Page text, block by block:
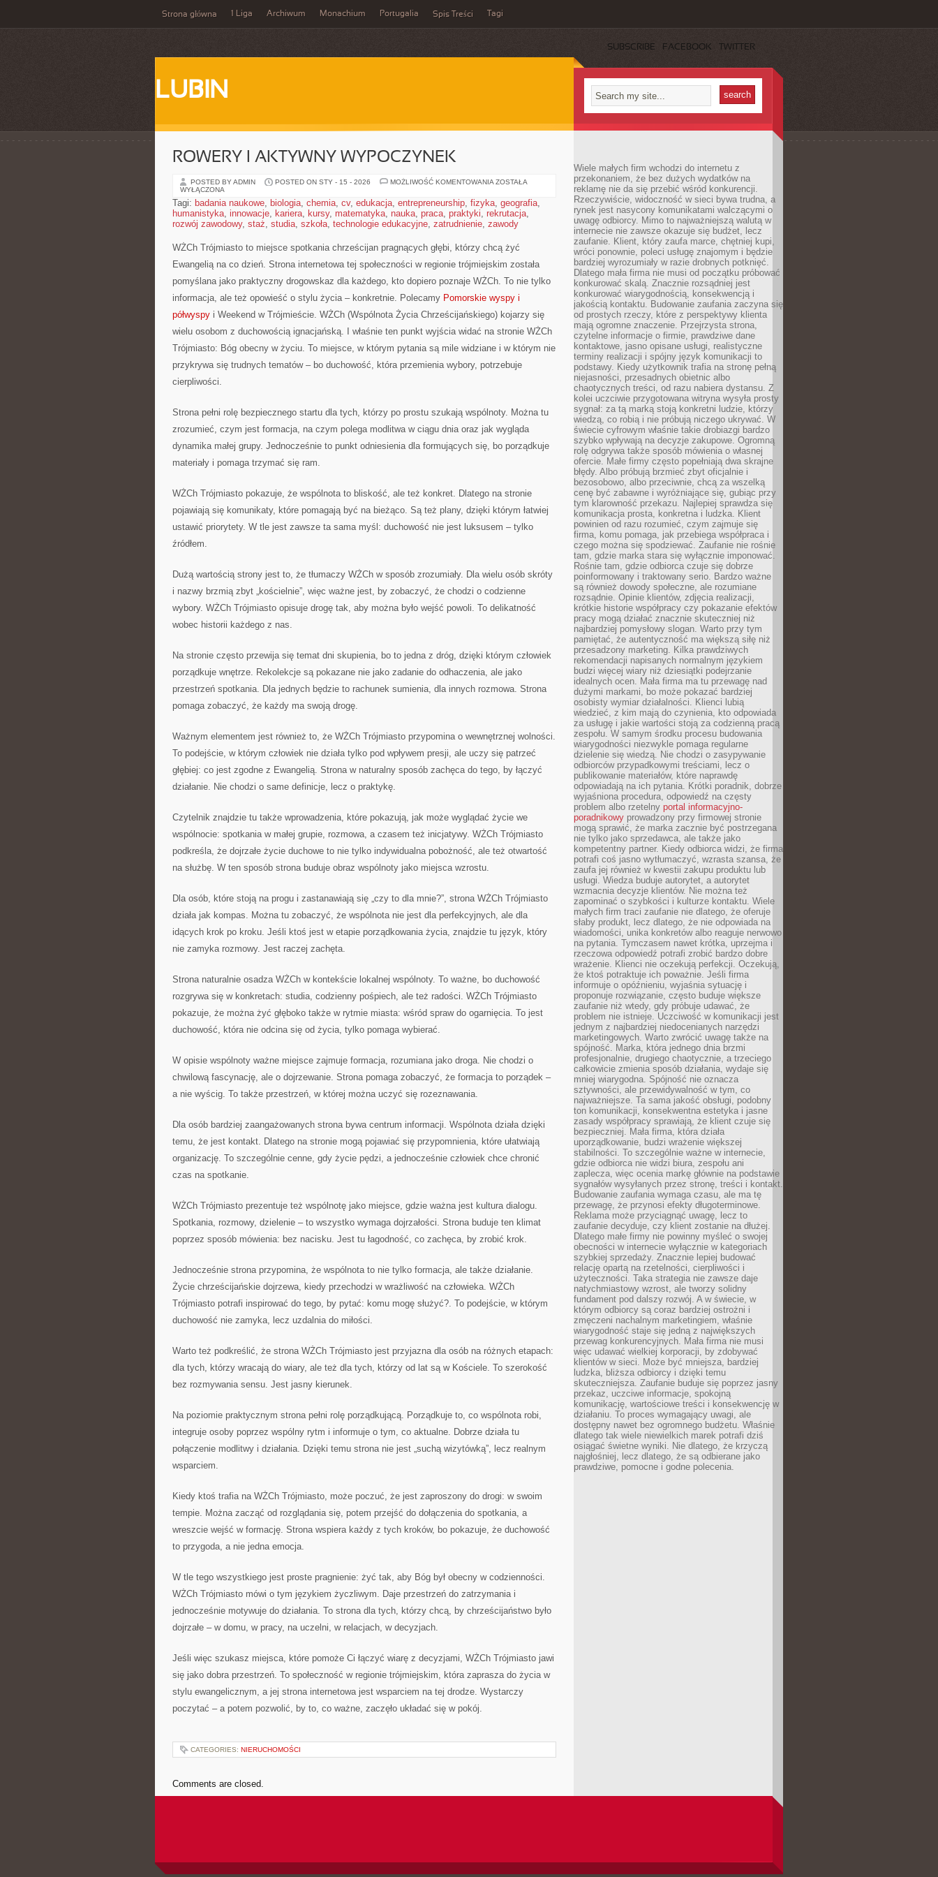
Strona główna 1 Liga Archiwum Monachium Portugalia Spis Treści Tagi
SUBSCRIBE FACEBOOK TWITTER
LUBIN
ROWERY I AKTYWNY WYPOCZYNEK
POSTED BY ADMIN POSTED ON STY - 15 - 2026 MOŻLIWOŚĆ KOMENTOWANIA ROWERY
WYPOCZYNEK
ZOSTAŁA
WYŁĄCZONA
Tagi: badania naukowe, biologia, chemia, cv, edukacja, entrepreneurship, fizyka, geografia,
humanistyka, innowacje, kariera, kursy, matematyka, nauka, praca, praktyki, rekrutacja,
rozwój zawodowy, staż, studia, szkoła, technologie edukacyjne, zatrudnienie, zawody
WŻCh Trójmiasto to miejsce spotkania chrześcijan pragnących głębi, którzy chcą żyć
Ewangelią na co dzień. Strona internetowa tej społeczności w regionie trójmiejskim została
pomyślana jako praktyczny drogowskaz dla każdego, kto dopiero poznaje WŻCh. To nie tylko
informacja, ale też opowieść o stylu życia – konkretnie. Polecamy Pomorskie wyspy i
półwyspy i Weekend w Trójmieście. WŻCh (Wspólnota Życia Chrześcijańskiego) kojarzy się
wielu osobom z duchowością ignacjańską. I właśnie ten punkt wyjścia widać na stronie WŻCh
Trójmiasto: Bóg obecny w życiu. To miejsce, w którym pytania są mile widziane i w którym nie
przykrywa się trudnych tematów – bo duchowość, która przemienia wybory, potrzebuje
cierpliwości.
Strona pełni rolę bezpiecznego startu dla tych, którzy po prostu szukają wspólnoty. Można tu
zrozumieć, czym jest formacja, na czym polega modlitwa w ciągu dnia oraz jak wygląda
dynamika małej grupy. Jednocześnie to punkt odniesienia dla formujących się, bo porządkuje
materiały i pomaga trzymać się ram.
WŻCh Trójmiasto pokazuje, że wspólnota to bliskość, ale też konkret. Dlatego na stronie
pojawiają się komunikaty, które pomagają być na bieżąco. Są też plany, dzięki którym łatwiej
ustawić priorytety. W tle jest zawsze ta sama myśl: duchowość nie jest luksusem – tylko
źródłem.
Dużą wartością strony jest to, że tłumaczy WŻCh w sposób zrozumiały. Dla wielu osób skróty
i nazwy brzmią zbyt „kościelnie”, więc ważne jest, by zobaczyć, że chodzi o codzienne
wybory. WŻCh Trójmiasto opisuje drogę tak, aby można było wejść powoli. To delikatność
wobec historii każdego z nas.
Na stronie często przewija się temat dni skupienia, bo to jedna z dróg, dzięki którym człowiek
porządkuje wnętrze. Rekolekcje są pokazane nie jako zadanie do odhaczenia, ale jako
przestrzeń spotkania. Dla jednych będzie to rachunek sumienia, dla innych rozmowa. Strona
pomaga zobaczyć, że każdy ma swoją drogę.
Ważnym elementem jest również to, że WŻCh Trójmiasto przypomina o wewnętrznej wolności.
To podejście, w którym człowiek nie działa tylko pod wpływem presji, ale uczy się patrzeć
głębiej: co jest zgodne z Ewangelią. Strona w naturalny sposób zachęca do tego, by łączyć
działanie. Nie chodzi o same definicje, lecz o praktykę.
Czytelnik znajdzie tu także wprowadzenia, które pokazują, jak może wyglądać życie we
wspólnocie: spotkania w małej grupie, rozmowa, a czasem też inicjatywy. WŻCh Trójmiasto
podkreśla, że dojrzałe życie duchowe to nie tylko indywidualna pobożność, ale też otwartość
na służbę. W ten sposób strona buduje obraz wspólnoty jako miejsca wzrostu.
Dla osób, które stoją na progu i zastanawiają się „czy to dla mnie?”, strona WŻCh Trójmiasto
działa jak kompas. Można tu zobaczyć, że wspólnota nie jest dla perfekcyjnych, ale dla
idących krok po kroku. Jeśli ktoś jest w etapie porządkowania życia, znajdzie tu język, który
nie zamyka rozmowy. Jest raczej zachęta.
Strona naturalnie osadza WŻCh w kontekście lokalnej wspólnoty. To ważne, bo duchowość
rozgrywa się w konkretach: studia, codzienny pośpiech, ale też radości. WŻCh Trójmiasto
pokazuje, że można żyć głęboko także w rytmie miasta: wśród spraw do ogarnięcia. To jest
duchowość, która nie odcina się od życia, tylko pomaga wybierać.
W opisie wspólnoty ważne miejsce zajmuje formacja, rozumiana jako droga. Nie chodzi o
chwilową fascynację, ale o dojrzewanie. Strona pomaga zobaczyć, że formacja to porządek –
a nie wyścig. To także przestrzeń, w której można uczyć się rozeznawania.
Dla osób bardziej zaangażowanych strona bywa centrum informacji. Wspólnota działa dzięki
temu, że jest kontakt. Dlatego na stronie mogą pojawiać się przypomnienia, które ułatwiają
organizację. To szczególnie cenne, gdy życie pędzi, a jednocześnie człowiek chce chronić
czas na spotkanie.
WŻCh Trójmiasto prezentuje też wspólnotę jako miejsce, gdzie ważna jest kultura dialogu.
Spotkania, rozmowy, dzielenie – to wszystko wymaga dojrzałości. Strona buduje ten klimat
poprzez sposób mówienia: bez nacisku. Jest tu łagodność, co zachęca, by zrobić krok.
Jednocześnie strona przypomina, że wspólnota to nie tylko formacja, ale także działanie.
Życie chrześcijańskie dojrzewa, kiedy przechodzi w wrażliwość na człowieka. WŻCh
Trójmiasto potrafi inspirować do tego, by pytać: komu mogę służyć?. To podejście, w którym
duchowość nie zamyka, lecz uzdalnia do miłości.
Warto też podkreślić, że strona WŻCh Trójmiasto jest przyjazna dla osób na różnych etapach:
dla tych, którzy wracają do wiary, ale też dla tych, którzy od lat są w Kościele. To szerokość
bez rozmywania sensu. Jest jasny kierunek.
Na poziomie praktycznym strona pełni rolę porządkującą. Porządkuje to, co wspólnota robi,
integruje osoby poprzez wspólny rytm i informuje o tym, co aktualne. Dobrze działa tu
połączenie modlitwy i działania. Dzięki temu strona nie jest „suchą wizytówką”, lecz realnym
wsparciem.
Kiedy ktoś trafia na WŻCh Trójmiasto, może poczuć, że jest zaproszony do drogi: w swoim
tempie. Można zacząć od rozglądania się, potem przejść do dołączenia do spotkania, a
wreszcie wejść w formację. Strona wspiera każdy z tych kroków, bo pokazuje, że duchowość
to przygoda, a nie jedna emocja.
W tle tego wszystkiego jest proste pragnienie: żyć tak, aby Bóg był obecny w codzienności.
WŻCh Trójmiasto mówi o tym językiem życzliwym. Daje przestrzeń do zatrzymania i
jednocześnie motywuje do działania. To strona dla tych, którzy chcą, by chrześcijaństwo było
dojrzałe – w domu, w pracy, na uczelni, w relacjach, w decyzjach.
Jeśli więc szukasz miejsca, które pomoże Ci łączyć wiarę z decyzjami, WŻCh Trójmiasto jawi
się jako dobra przestrzeń. To społeczność w regionie trójmiejskim, która zaprasza do życia w
stylu ewangelicznym, a jej strona internetowa jest wsparciem na tej drodze. Wystarczy
poczytać – a potem pozwolić, by to, co ważne, zaczęło układać się w pokój.
CATEGORIES: NIERUCHOMOŚCI
Comments are closed.
Wiele małych firm wchodzi do internetu z
przekonaniem, że bez dużych wydatków na
reklamę nie da się przebić wśród konkurencji.
Rzeczywiście, widoczność w sieci bywa trudna, a
rynek jest nasycony komunikatami walczącymi o
uwagę odbiorcy. Mimo to najważniejszą walutą w
internecie nie zawsze okazuje się budżet, lecz
zaufanie. Klient, który zaufa marce, chętniej kupi,
wróci ponownie, poleci usługę znajomym i będzie
bardziej wyrozumiały w razie drobnych potknięć.
Dlatego mała firma nie musi od początku próbować
konkurować skalą. Znacznie rozsądniej jest
konkurować wiarygodnością, konsekwencją i
jakością kontaktu. Budowanie zaufania zaczyna się
od prostych rzeczy, które z perspektywy klienta
mają ogromne znaczenie. Przejrzysta strona,
czytelne informacje o firmie, prawdziwe dane
kontaktowe, jasno opisane usługi, realistyczne
terminy realizacji i spójny język komunikacji to
podstawy. Kiedy użytkownik trafia na stronę pełną
niejasności, przesadnych obietnic albo
chaotycznych treści, od razu nabiera dystansu. Z
kolei uczciwie przygotowana witryna wysyła prosty
sygnał: za tą marką stoją konkretni ludzie, którzy
wiedzą, co robią i nie próbują niczego ukrywać. W
świecie cyfrowym właśnie takie drobiazgi bardzo
szybko wpływają na decyzje zakupowe. Ogromną
rolę odgrywa także sposób mówienia o własnej
ofercie. Małe firmy często popełniają dwa skrajne
błędy. Albo próbują brzmieć zbyt oficjalnie i
bezosobowo, albo przeciwnie, chcą za wszelką
cenę być zabawne i wyróżniające się, gubiąc przy
tym klarowność przekazu. Najlepiej sprawdza się
komunikacja prosta, konkretna i ludzka. Klient
powinien od razu rozumieć, czym zajmuje się
firma, komu pomaga, jak przebiega współpraca i
czego można się spodziewać. Zaufanie nie rośnie
tam, gdzie marka stara się wyłącznie imponować.
Rośnie tam, gdzie odbiorca czuje się dobrze
poinformowany i traktowany serio. Bardzo ważne
są również dowody społeczne, ale rozumiane
rozsądnie. Opinie klientów, zdjęcia realizacji,
krótkie historie współpracy czy pokazanie efektów
pracy mogą działać znacznie skuteczniej niż
najbardziej pomysłowy slogan. Warto przy tym
pamiętać, że autentyczność ma większą siłę niż
przesadzony marketing. Kilka prawdziwych
rekomendacji napisanych normalnym językiem
budzi więcej wiary niż dziesiątki podejrzanie
idealnych ocen. Mała firma ma tu przewagę nad
dużymi markami, bo może pokazać bardziej
osobisty wymiar działalności. Klienci lubią
wiedzieć, z kim mają do czynienia, kto odpowiada
za usługę i jakie wartości stoją za codzienną pracą
zespołu. W samym środku procesu budowania
wiarygodności niezwykle pomaga regularne
dzielenie się wiedzą. Nie chodzi o zasypywanie
odbiorców przypadkowymi treściami, lecz o
publikowanie materiałów, które naprawdę
odpowiadają na ich pytania. Krótki poradnik, dobrze
wyjaśniona procedura, odpowiedź na częsty
problem albo rzetelny portal informacyjno-
poradnikowy prowadzony przy firmowej stronie
mogą sprawić, że marka zacznie być postrzegana
nie tylko jako sprzedawca, ale także jako
kompetentny partner. Kiedy odbiorca widzi, że firma
potrafi coś jasno wytłumaczyć, wzrasta szansa, że
zaufa jej również w kwestii zakupu produktu lub
usługi. Wiedza buduje autorytet, a autorytet
wzmacnia decyzje klientów. Nie można też
zapominać o szybkości i kulturze kontaktu. Wiele
małych firm traci zaufanie nie dlatego, że oferuje
słaby produkt, lecz dlatego, że nie odpowiada na
wiadomości, unika konkretów albo reaguje nerwowo
na pytania. Tymczasem nawet krótka, uprzejma i
rzeczowa odpowiedź potrafi zrobić bardzo dobre
wrażenie. Klienci nie oczekują perfekcji. Oczekują,
że ktoś potraktuje ich poważnie. Jeśli firma
informuje o opóźnieniu, wyjaśnia sytuację i
proponuje rozwiązanie, często buduje większe
zaufanie niż wtedy, gdy próbuje udawać, że
problem nie istnieje. Uczciwość w komunikacji jest
jednym z najbardziej niedocenianych narzędzi
marketingowych. Warto zwrócić uwagę także na
spójność. Marka, która jednego dnia brzmi
profesjonalnie, drugiego chaotycznie, a trzeciego
całkowicie zmienia sposób działania, wydaje się
mniej wiarygodna. Spójność nie oznacza
sztywności, ale przewidywalność w tym, co
najważniejsze. Ta sama jakość obsługi, podobny
ton komunikacji, konsekwentna estetyka i jasne
zasady współpracy sprawiają, że klient czuje się
bezpieczniej. Mała firma, która działa
uporządkowanie, budzi wrażenie większej
stabilności. To szczególnie ważne w internecie,
gdzie odbiorca nie widzi biura, zespołu ani
zaplecza, więc ocenia markę głównie na podstawie
sygnałów wysyłanych przez stronę, treści i kontakt.
Budowanie zaufania wymaga czasu, ale ma tę
przewagę, że przynosi efekty długoterminowe.
Reklama może przyciągnąć uwagę, lecz to
zaufanie decyduje, czy klient zostanie na dłużej.
Dlatego małe firmy nie powinny myśleć o swojej
obecności w internecie wyłącznie w kategoriach
szybkiej sprzedaży. Znacznie lepiej budować
relację opartą na rzetelności, cierpliwości i
użyteczności. Taka strategia nie zawsze daje
natychmiastowy wzrost, ale tworzy solidny
fundament pod dalszy rozwój. A w świecie, w
którym odbiorcy są coraz bardziej ostrożni i
zmęczeni nachalnym marketingiem, właśnie
wiarygodność staje się jedną z największych
przewag konkurencyjnych. Mała firma nie musi
więc udawać wielkiej korporacji, by zdobywać
klientów w sieci. Może być mniejsza, bardziej
ludzka, bliższa odbiorcy i dzięki temu
skuteczniejsza. Zaufanie buduje się poprzez jasny
przekaz, uczciwe informacje, spokojną
komunikację, wartościowe treści i konsekwencję w
działaniu. To proces wymagający uwagi, ale
dostępny nawet bez ogromnego budżetu. Właśnie
dlatego tak wiele niewielkich marek potrafi dziś
osiągać świetne wyniki. Nie dlatego, że krzyczą
najgłośniej, lecz dlatego, że są odbierane jako
prawdziwe, pomocne i godne polecenia.